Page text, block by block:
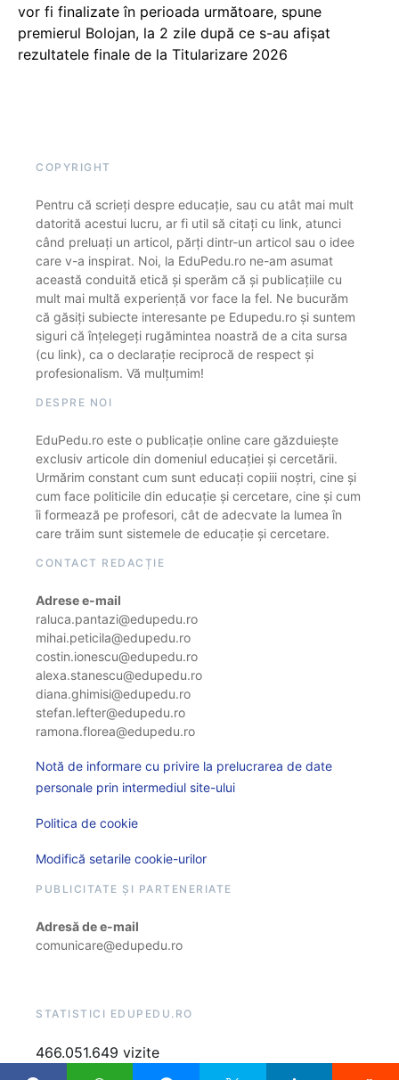
vor fi finalizate în perioada următoare, spune
premierul Bolojan, la 2 zile după ce s-au afișat
rezultatele finale de la Titularizare 2026
COPYRIGHT
Pentru că scrieți despre educație, sau cu atât mai mult
datorită acestui lucru, ar fi util să citați cu link, atunci
când preluați un articol, părți dintr-un articol sau o idee
care v-a inspirat. Noi, la EduPedu.ro ne-am asumat
această conduită etică și sperăm că și publicațiile cu
mult mai multă experiență vor face la fel. Ne bucurăm
că găsiți subiecte interesante pe Edupedu.ro și suntem
siguri că înțelegeți rugămintea noastră de a cita sursa
(cu link), ca o declarație reciprocă de respect și
profesionalism. Vă mulțumim!
DESPRE NOI
EduPedu.ro este o publicație online care găzduiește
exclusiv articole din domeniul educației și cercetării.
Urmărim constant cum sunt educați copiii noștri, cine și
cum face politicile din educație și cercetare, cine și cum
îi formează pe profesori, cât de adecvate la lumea în
care trăim sunt sistemele de educație și cercetare.
CONTACT REDACȚIE
Adrese e-mail
raluca.pantazi@edupedu.ro
mihai.peticila@edupedu.ro
costin.ionescu@edupedu.ro
alexa.stanescu@edupedu.ro
diana.ghimisi@edupedu.ro
stefan.lefter@edupedu.ro
ramona.florea@edupedu.ro
Notă de informare cu privire la prelucrarea de date
personale prin intermediul site-ului
Politica de cookie
Modifică setarile cookie-urilor
PUBLICITATE ȘI PARTENERIATE
Adresă de e-mail
comunicare@edupedu.ro
STATISTICI EDUPEDU.RO
466.051.649 vizite